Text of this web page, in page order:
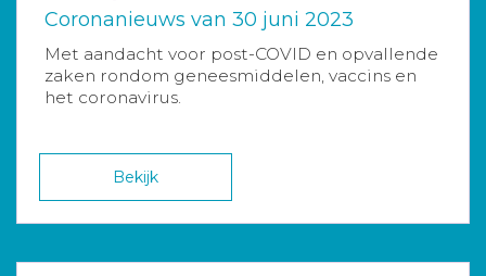
Coronanieuws van 30 juni 2023
Met aandacht voor post-COVID en opvallende
zaken rondom geneesmiddelen, vaccins en
het coronavirus.
Bekijk